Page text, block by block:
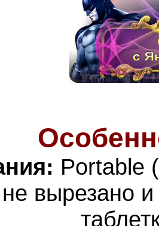
Portable
не вырезано